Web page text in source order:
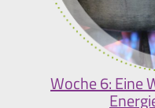
Woche 6: Eine